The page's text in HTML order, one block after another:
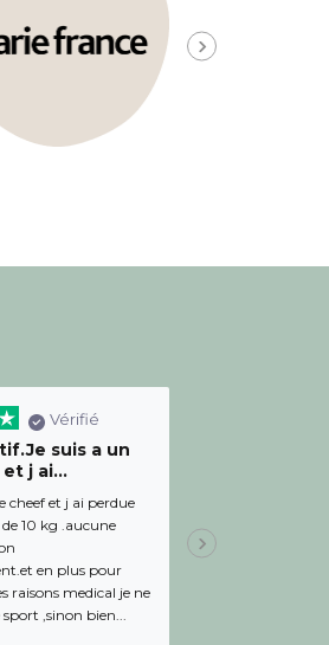
Vérifié
suis a un
j ai...
cheef et j ai perdue
10 kg .aucune
en plus pour
raisons medical je ne
,sinon bien...
Julien,